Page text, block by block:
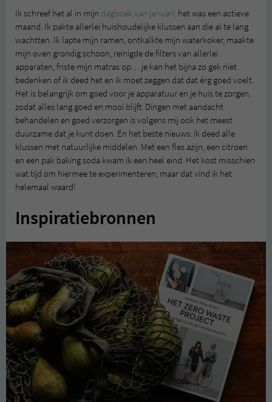
Ik schreef het al in mijn dagboek van januari; het was een actieve
maand. Ik pakte allerlei huishoudelijke klussen aan die al te lang
wachtten. Ik lapte mijn ramen, ontkalkte mijn waterkoker, maakte
mijn oven grondig schoon, reinigde de filters van allerlei
apparaten, friste mijn matras op… je kan het bijna zo gek niet
bedenken of ik deed het en ik moet zeggen dat dat érg goed voelt.
Het is belangrijk om goed voor je apparatuur en je huis te zorgen,
zodat alles lang goed en mooi blijft. Dingen met aandacht
behandelen en goed verzorgen is volgens mij ook het meest
duurzame dat je kunt doen. En het beste nieuws: ik deed alle
klussen met natuurlijke middelen. Met een fles azijn, een citroen
en een pak baking soda kwam ik een heel eind. Het kost misschien
wat tijd om hiermee te experimenteren, maar dat vind ik het
helemaal waard!
Inspiratiebronnen